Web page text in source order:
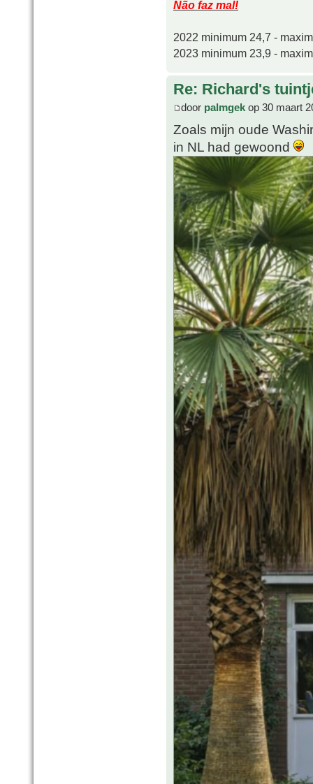
Não faz mal!
2022 minimum 24,7 -
2023 minimum 23,9 -
Re: Richard's
door palmgek op 30 maart
Zoals mijn oude
in NL had gewoond